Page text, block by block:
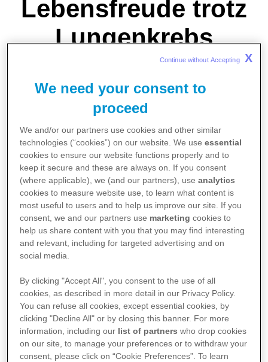
Lebensfreude trotz
Lungenkrebs
Regula ist ein Familienmensch und ein
Lebemensch: Sie ist Mutter von drei erwachs-
vielseitig engagiert. Seit rund acht Monaten lebt
sie mit der Diagnose metastasierter
Lungenkrebs. Dennoch arbeitet sie weiterhin
und ist auch in ihrer Freizeit sehr aktiv:
Zusammen mit ihrem pensionierten Mann führt
sie einen kleinen Bauernhof. Trotz dieser
schweren Nachricht gelingt es ihr, ihr Leben
aktiv zu gestalten, Freude zu spüren und den
Alltag bewusst zu geniessen. Sie zeigt, dass
ernsten Erkrankung möglich sind. Sie ist
dankbar, so lange gut gelebt zu haben und hat
nun gelernt, Nein zu sagen, gelassener zu sein
und sich über jeden Tag zu freuen. Regula
möchte nicht, dass die Krankheit ihr Leben
bestimmt.
We need your consent to
proceed
We and/or our partners use cookies and other similar
technologies (“cookies”) on our website. We useessential
cookies to ensure our website functions properly and to
keep it secure and these are always on. If you consent
(where applicable), we (and our partners), useanalytics
cookies to measure website use, to learn what content is
most useful to users and to help us improve our site. If you
consent, we and our partners use marketing cookies to
help us share content with you that you may find interesting
and relevant, including for targeted advertising and on
social media.
By clicking "Accept All", you consent to the use of all
cookies, as described in more detail in our Privacy Policy.
You can refuse all cookies, except essential cookies, by
clicking "Decline All" or by closing this banner. For more
information, including our list of partners who drop cookies
on our site, to manage your preferences or to withdraw your
consent, please click on “Cookie Preferences”. To learn
Continue without Accepting X